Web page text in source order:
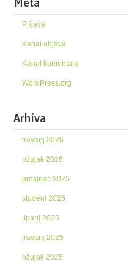
Prijava
Kanal objava
Kanal komentara
WordPress.org
Arhiva
travanj 2026
ožujak 2026
prosinac 2025
studeni 2025
lipanj 2025
travanj 2025
ožujak 2025